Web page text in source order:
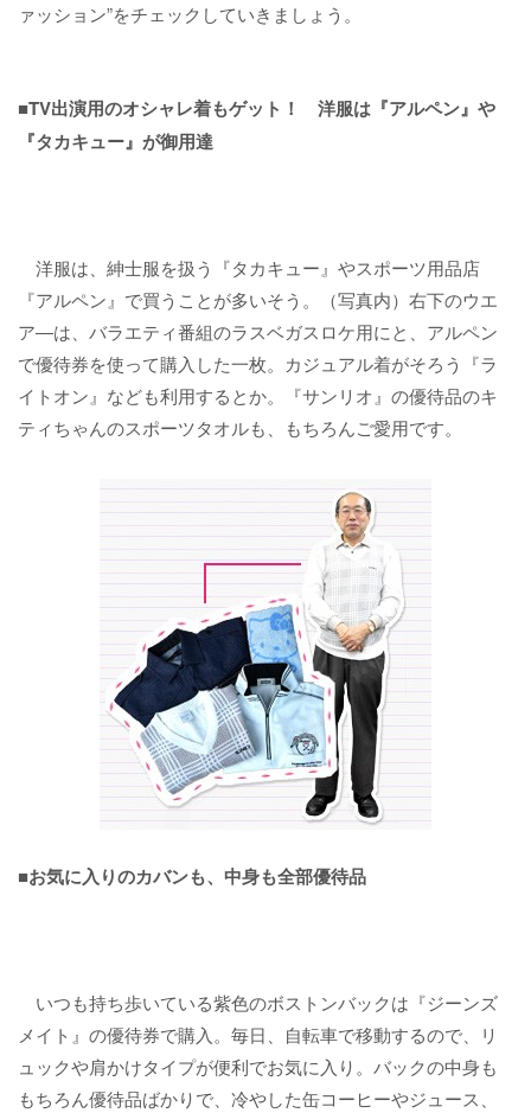
ァッション”をチェックしていきましょう。
■TV出演用のオシャレ着もゲット！ 洋服は『アルペン』や
『タカキュー』が御用達
洋服は、紳士服を扱う『タカキュー』やスポーツ用品店
『アルペン』で買うことが多いそう。（写真内）右下のウエ
ア―は、バラエティ番組のラスベガスロケ用にと、アルペン
で優待券を使って購入した一枚。カジュアル着がそろう『ラ
イトオン』なども利用するとか。『サンリオ』の優待品のキ
ティちゃんのスポーツタオルも、もちろんご愛用です。
■お気に入りのカバンも、中身も全部優待品
いつも持ち歩いている紫色のボストンバックは『ジーンズ
メイト』の優待券で購入。毎日、自転車で移動するので、リ
ュックや肩かけタイプが便利でお気に入り。バックの中身も
もちろん優待品ばかりで、冷やした缶コーヒーやジュース、